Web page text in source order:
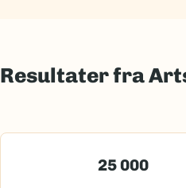
Resultater fra
25 000